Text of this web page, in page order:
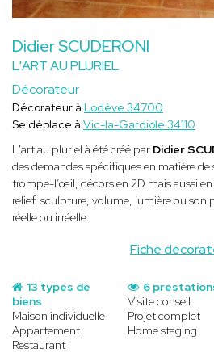
Didier SCUDERONI
L'ART AU PLURIEL
Décorateur
Fiche
Décorateur à Lodève 34700
Se déplace à Vic-la-Gardiole 34110
L'art au pluriel à été créé par Didier
des demandes spécifiques en matière
trompe-l’œil, décors en 2D mais aussi
relief, sculpture, volume, lumière ou son
réelle ou irréelle.
13 types de
biens
Maison individuelle
Appartement
Restaurant
6
Visite conseil
Projet complet
Home staging